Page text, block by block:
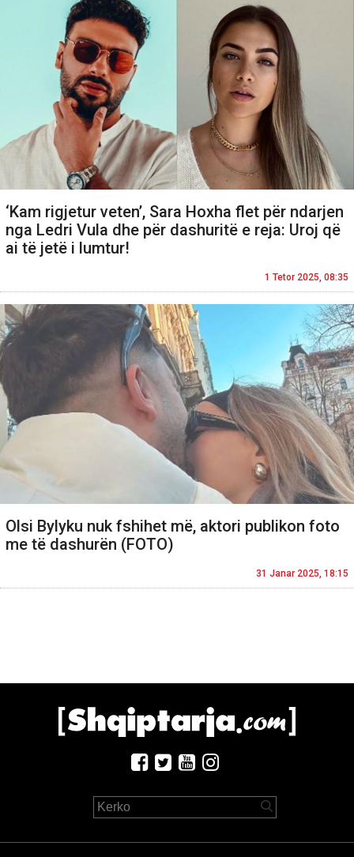
‘Kam rigjetur veten’, Sara Hoxha flet për ndarjen
nga Ledri Vula dhe për dashuritë e reja: Uroj që
ai të jetë i lumtur!
1 Tetor 2025, 08:35
Olsi Bylyku nuk fshihet më, aktori publikon foto
me të dashurën (FOTO)
31 Janar 2025, 18:15